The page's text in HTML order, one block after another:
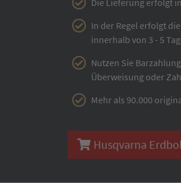
Die Lieferung erfolgt
In der Regel erfolgt
innerhalb von 3 - 5
Nutzen Sie
Überweisung oder
Mehr als 90.000
Husqvarna